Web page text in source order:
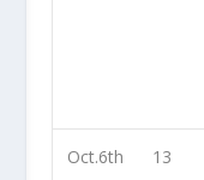
Oct.6th 13